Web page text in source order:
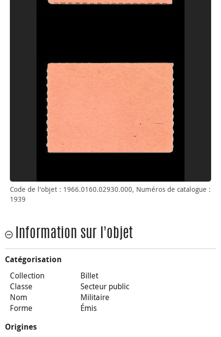
Code de l'objet : 1966.0160.02930.000, Numéros de catalogue :
1939
Information sur l'objet
Catégorisation
Collection
Billet
Classe
Secteur public
Nom
Militaire
Forme
Émis
Origines